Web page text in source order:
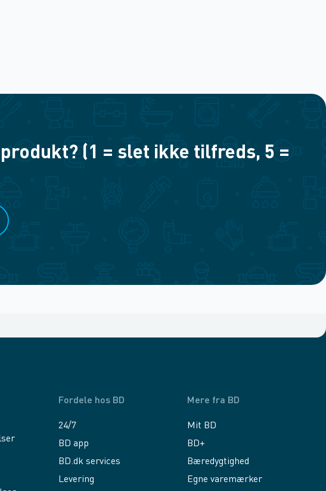
(1 = slet ikke tilfreds, 5 =
Fordele hos BD
24/7
BD app
BD.dk services
Levering
Mere fra BD
Mit BD
BD+
Bæredygtighed
Egne varemærker